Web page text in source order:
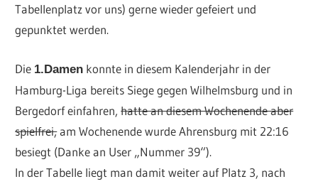
Tabellenplatz vor uns) gerne wieder gefeiert und
gepunktet werden.
Die 1.Damen konnte in diesem Kalenderjahr in der
Hamburg-Liga bereits Siege gegen Wilhelmsburg und in
Bergedorf einfahren,hatte an diesem Wochenende aber
spielfrei,am Wochenende wurde Ahrensburg mit 22:16
besiegt (Danke an User „Nummer 39“).
In der Tabelle liegt man damit weiter auf Platz 3, nach